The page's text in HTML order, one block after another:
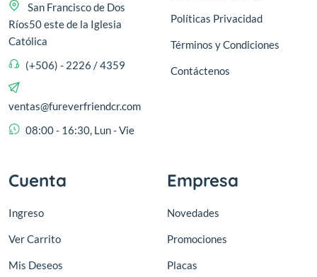
San Francisco de Dos
Ríos50 este de la Iglesia
Católica
(+506) - 2226 / 4359
ventas@fureverfriendcr.com
08:00 - 16:30, Lun - Vie
Políticas Privacidad
Términos y Condiciones
Contáctenos
Cuenta
Ingreso
Ver Carrito
Mis Deseos
Empresa
Novedades
Promociones
Placas